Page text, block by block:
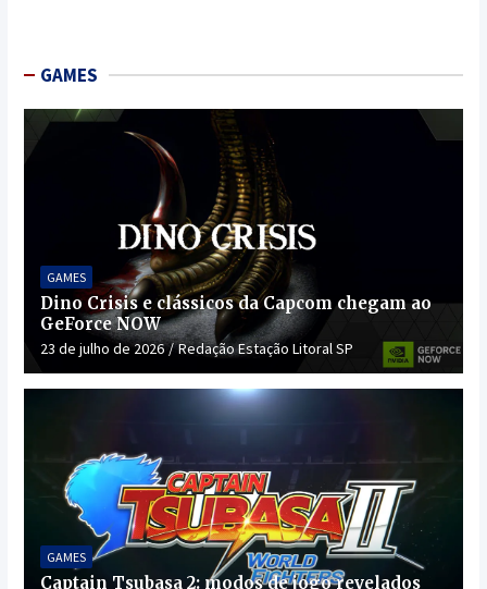
GAMES
GAMES
Dino Crisis e clássicos da Capcom chegam ao
GeForce NOW
23 de julho de 2026 Redação Estação Litoral SP
GAMES
Captain Tsubasa 2: modos de jogo revelados